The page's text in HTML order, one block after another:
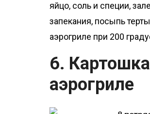
яйцо, соль и специи,
запекания, посыпь
аэрогриле при 200
6.
аэрогриле